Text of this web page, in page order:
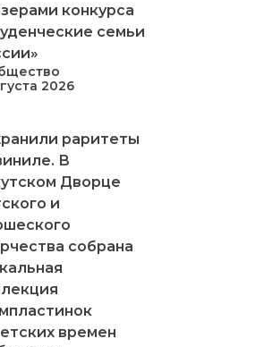
конкурса
семьи
2026
раритеты
В
Дворце
и
собрана
времен